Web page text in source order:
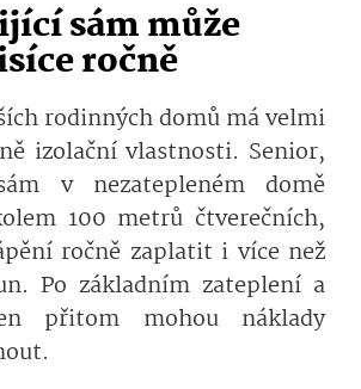
sám může
ročně
rodinných domů má velmi
izolační vlastnosti. Senior,
v nezatepleném domě
100 metrů čtverečních,
ročně zaplatit i více než
Po základním zateplení a
přitom mohou náklady